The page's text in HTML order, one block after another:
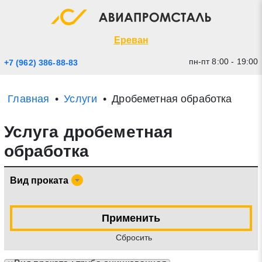
Ереван
+7 (962) 386-88-83 пн-пт 8:00 - 19:00
Главная Услуги Дробеметная обработка
Услуга дробеметная
обработка
Вид проката
Применить
Cбросить
Экспресс заявка
Прикрепить файл (до 20 mb)
Отправить заявку